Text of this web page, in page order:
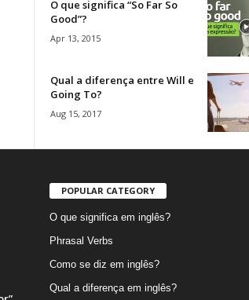
O que significa “So Far So
Good”?
Apr 13, 2015
Qual a diferença entre Will e
Going To?
Aug 15, 2017
POPULAR CATEGORY
O que significa em inglês?
Phrasal Verbs
Como se diz em inglês?
Qual a diferença em inglês?